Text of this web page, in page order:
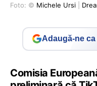
Foto: © Michele Ursi
Adaugă-ne
Comisia